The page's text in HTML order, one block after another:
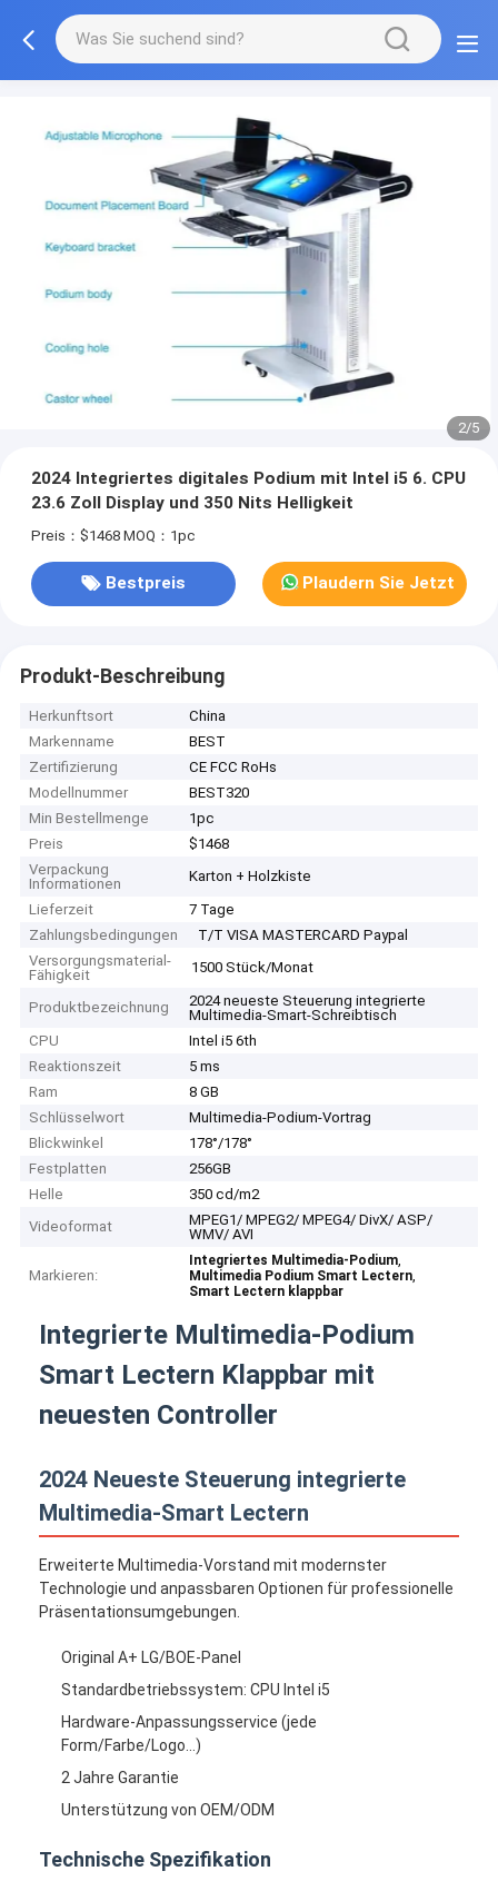
3/5
2024 Integriertes digitales Podium mit Intel i5 6. CPU
23.6 Zoll Display und 350 Nits Helligkeit
Preis：$1468 MOQ：1pc
Bestpreis Plaudern Sie Jetzt
Produkt-Beschreibung
Herkunftsort
China
Markenname
BEST
Zertifizierung
CE FCC RoHs
Modellnummer
BEST320
Min Bestellmenge
1pc
Preis
$1468
Verpackung
Informationen
Karton + Holzkiste
Lieferzeit
7 Tage
Zahlungsbedingungen
T/T VISA MASTERCARD Paypal
Versorgungsmaterial-
Fähigkeit
1500 Stück/Monat
Produktbezeichnung
2024 neueste Steuerung integrierte
Multimedia-Smart-Schreibtisch
CPU
Intel i5 6th
Reaktionszeit
5 ms
Ram
8 GB
Schlüsselwort
Multimedia-Podium-Vortrag
Blickwinkel
178°/178°
Festplatten
256GB
Helle
350 cd/m2
Videoformat
MPEG1/ MPEG2/ MPEG4/ DivX/ ASP/
WMV/ AVI
Markieren:
Integriertes Multimedia-Podium,
Multimedia Podium Smart Lectern,
Smart Lectern klappbar
Integrierte Multimedia-Podium
Smart Lectern Klappbar mit
neuesten Controller
2024 Neueste Steuerung integrierte
Multimedia-Smart Lectern
Erweiterte Multimedia-Vorstand mit modernster
Technologie und anpassbaren Optionen für professionelle
Präsentationsumgebungen.
Original A+ LG/BOE-Panel
Standardbetriebssystem: CPU Intel i5
Hardware-Anpassungsservice (jede
Form/Farbe/Logo...)
2 Jahre Garantie
Unterstützung von OEM/ODM
Technische Spezifikation